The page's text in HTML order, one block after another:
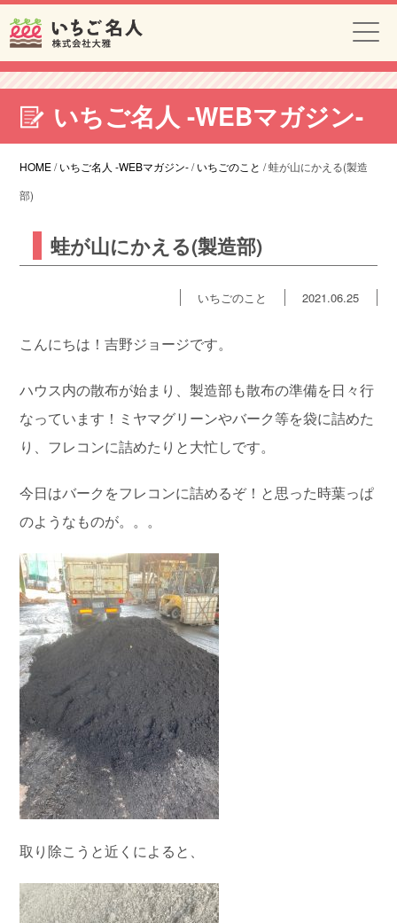
いちご名人 -WEBマガジン-
HOME/いちご名人 -WEBマガジン-/いちごのこと /蛙が山にかえる(製造
部)
蛙が山にかえる(製造部)
いちごのこと 2021.06.25
こんにちは！吉野ジョージです。
ハウス内の散布が始まり、製造部も散布の準備を日々行
なっています！ミヤマグリーンやバーク等を袋に詰めた
り、フレコンに詰めたりと大忙しです。
今日はバークをフレコンに詰めるぞ！と思った時葉っぱ
のようなものが。。。
取り除こうと近くによると、